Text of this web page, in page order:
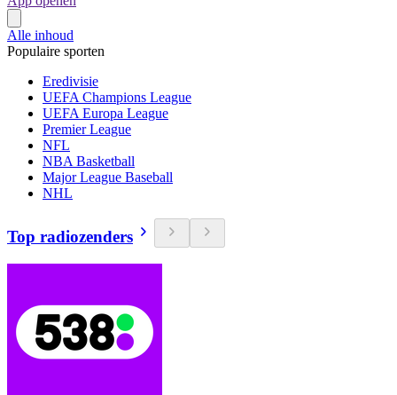
Alle inhoud
Populaire sporten
Eredivisie
UEFA Champions League
UEFA Europa League
Premier League
NFL
NBA Basketball
Major League Baseball
NHL
Top radiozenders